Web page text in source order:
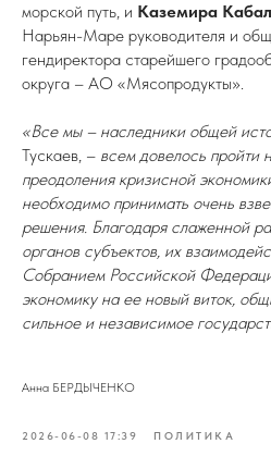
морской путь, и Каземира
Нарьян-Маре руководителя и
гендиректора старейшего
округа – АО «Мясопродукты».
«Все мы – наследники общей
Тускаев, – всем довелось пройти
преодоления кризисной
необходимо принимать очень
решения. Благодаря слаженной
органов субъектов, их
Собранием Российской
экономику на ее новый виток,
сильное и независимое
Анна БЕРДЫЧЕНКО
2026-06-08 17:39 ПОЛИТИКА